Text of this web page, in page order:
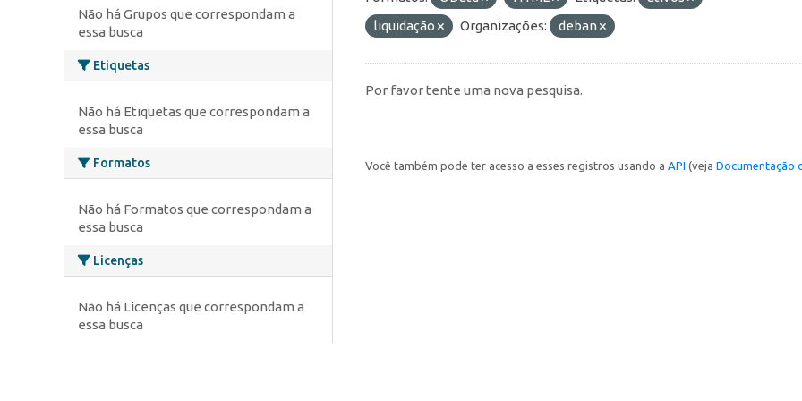
Não há Grupos que correspondam a
essa busca
Etiquetas
Não há Etiquetas que correspondam a
essa busca
Formatos
Não há Formatos que correspondam a
essa busca
Licenças
Não há Licenças que correspondam a
essa busca
liquidação
Organizações: deban
Por favor tente uma nova pesquisa.
Você também pode ter acesso a esses registros usando a API (veja Documentação